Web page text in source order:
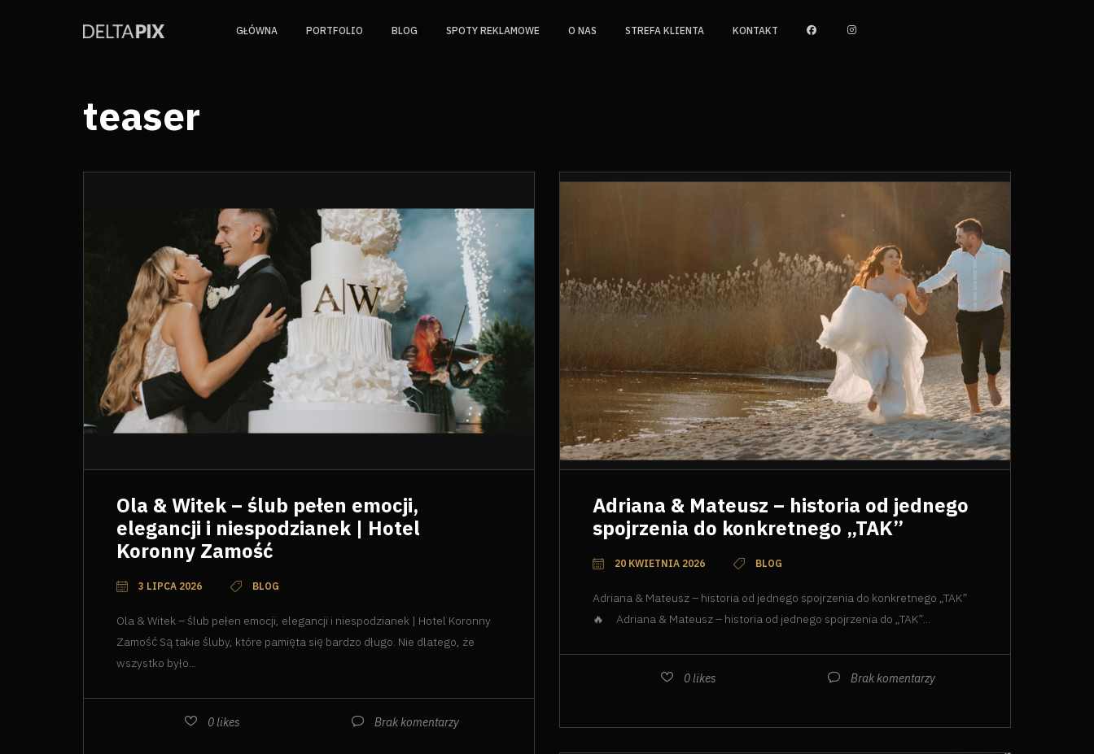
GŁÓWNA PORTFOLIO BLOG SPOTY REKLAMOWE O NAS STREFA KLIENTA KONTAKT
teaser
Ola & Witek – ślub pełen emocji,
elegancji i niespodzianek | Hotel
Koronny Zamość
3 LIPCA 2026 BLOG
Ola & Witek – ślub pełen emocji, elegancji i niespodzianek | Hotel Koronny
Zamość Są takie śluby, które pamięta się bardzo długo. Nie dlatego, że
wszystko było...
0likes Brak komentarzy
Adriana & Mateusz – historia od jednego
spojrzenia do konkretnego „TAK”
20 KWIETNIA 2026 BLOG
Adriana & Mateusz – historia od jednego spojrzenia do konkretnego „TAK”
🔥 Adriana & Mateusz – historia od jednego spojrzenia do „TAK”...
0likes Brak komentarzy